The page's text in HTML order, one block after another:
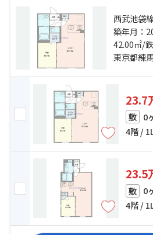
西武池袋
営大江戸
西武有楽
分
築年月：
42.00㎡/
東京都練
23.7
敷 0
4階 /
23.5
敷 0
4階 /